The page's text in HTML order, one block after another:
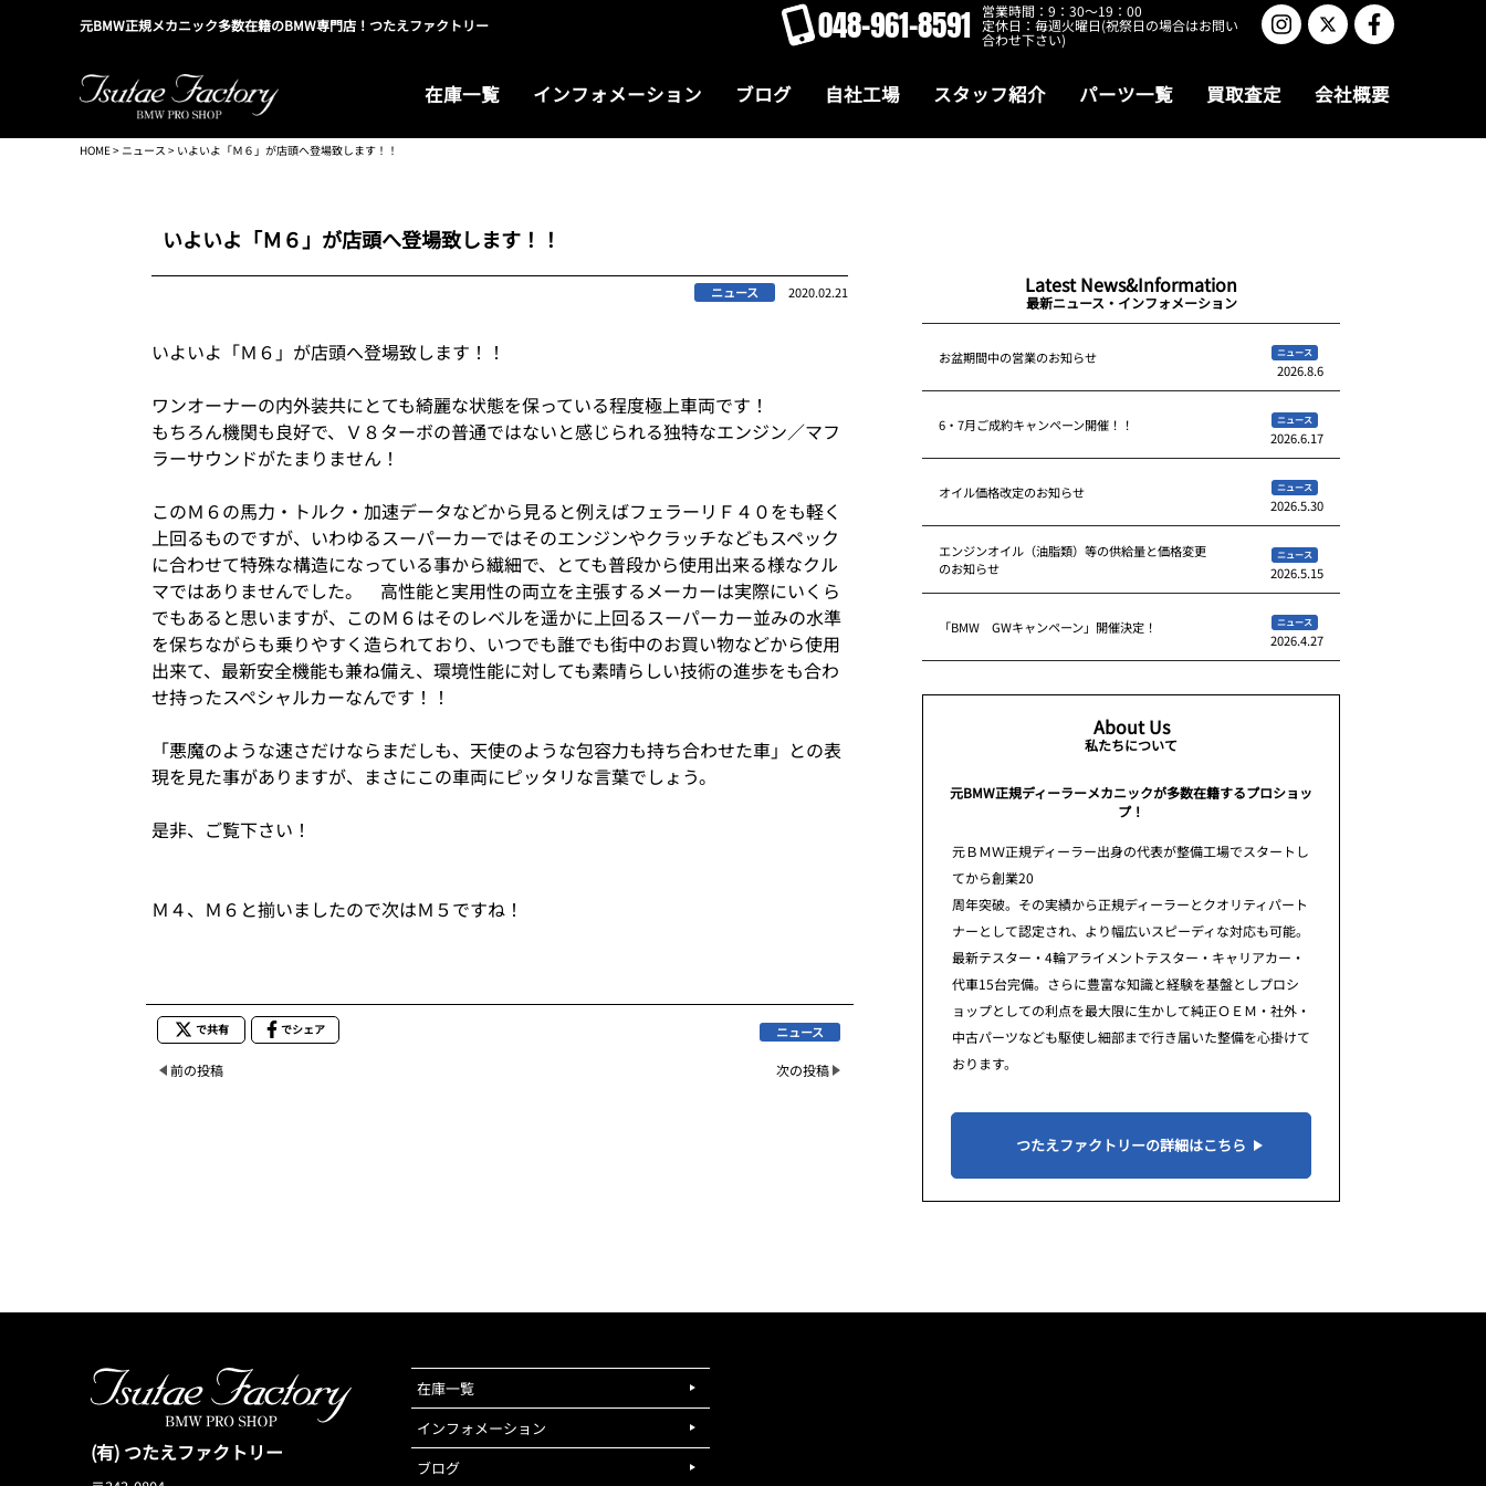
元BMW正規メカニック多数在籍のBMW専門店！つたえファクトリー 048-961-8591 営業時間：9：30～19：00
定休日：毎週火曜日(祝祭日の場合はお問い
合わせ下さい)
在庫一覧 インフォメーション ブログ 自社工場 スタッフ紹介 パーツ一覧 買取査定 会社概要
HOME> ニュース > いよいよ「Ｍ６」が店頭へ登場致します！！
いよいよ「Ｍ６」が店頭へ登場致します！！
ニュース 2020.02.21
いよいよ「Ｍ６」が店頭へ登場致します！！
ワンオーナーの内外装共にとても綺麗な状態を保っている程度極上車両です！
もちろん機関も良好で、Ｖ８ターボの普通ではないと感じられる独特なエンジン／マフ
ラーサウンドがたまりません！
このＭ６の馬力・トルク・加速データなどから見ると例えばフェラーリＦ４０をも軽く
上回るものですが、いわゆるスーパーカーではそのエンジンやクラッチなどもスペック
に合わせて特殊な構造になっている事から繊細で、とても普段から使用出来る様なクル
マではありませんでした。 高性能と実用性の両立を主張するメーカーは実際にいくら
でもあると思いますが、このＭ６はそのレベルを遥かに上回るスーパーカー並みの水準
を保ちながらも乗りやすく造られており、いつでも誰でも街中のお買い物などから使用
出来て、最新安全機能も兼ね備え、環境性能に対しても素晴らしい技術の進歩をも合わ
せ持ったスペシャルカーなんです！！
「悪魔のような速さだけならまだしも、天使のような包容力も持ち合わせた車」との表
現を見た事がありますが、まさにこの車両にピッタリな言葉でしょう。
是非、ご覧下さい！
Ｍ４、Ｍ６と揃いましたので次はＭ５ですね！
で共有 でシェア ニュース
前の投稿 次の投稿
Latest News&Information
最新ニュース・インフォメーション
お盆期間中の営業のお知らせ ニュース
2026.8.6
6・7月ご成約キャンペーン開催！！ ニュース
2026.6.17
オイル価格改定のお知らせ ニュース
2026.5.30
エンジンオイル（油脂類）等の供給量と価格変更
のお知らせ
ニュース
2026.5.15
「BMW GWキャンペーン」開催決定！ ニュース
2026.4.27
About Us
私たちについて
元BMW正規ディーラーメカニックが多数在籍するプロショッ
プ！
元ＢＭＷ正規ディーラー出身の代表が整備工場でスタートし
てから創業20
周年突破。その実績から正規ディーラーとクオリティパート
ナーとして認定され、より幅広いスピーディな対応も可能。
最新テスター・4輪アライメントテスター・キャリアカー・
代車15台完備。さらに豊富な知識と経験を基盤としプロシ
ョップとしての利点を最大限に生かして純正ＯＥＭ・社外・
中古パーツなども駆使し細部まで行き届いた整備を心掛けて
おります。
つたえファクトリーの詳細はこちら
(有) つたえファクトリー
在庫一覧
インフォメーション
ブログ